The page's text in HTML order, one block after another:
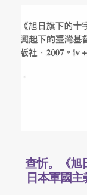
查忻。《旭
日本軍國